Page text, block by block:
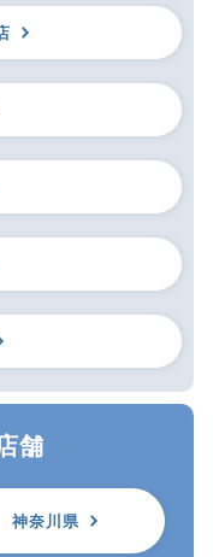
舗
神奈川県